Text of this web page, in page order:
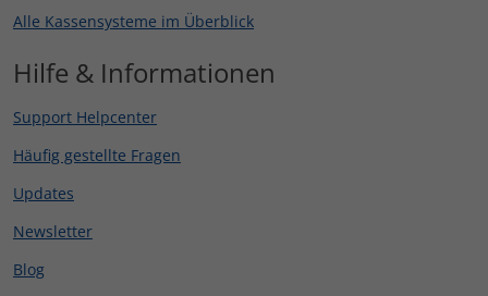
Alle Kassensysteme im Überblick
Hilfe & Informationen
Support Helpcenter
Häufig gestellte Fragen
Updates
Newsletter
Blog